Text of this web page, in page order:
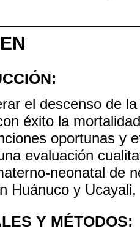
el descenso de
éxito la
oportunas y
evaluación
neonatal de
Huánuco y
Y MÉTODOS: